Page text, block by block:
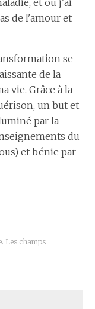
et où j'ai
de l'amour et
se
de la
vie. Grâce à la
un but et
par la
du
et bénie par
Les champs